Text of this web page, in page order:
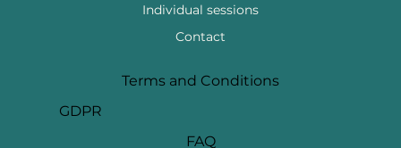
Individual sessions
Contact
Terms and Conditions
GDPR
FAQ